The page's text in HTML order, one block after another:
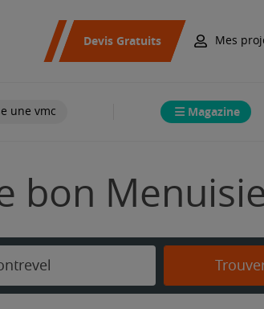
Devis Gratuits Mes
une vmc Magazine
bon